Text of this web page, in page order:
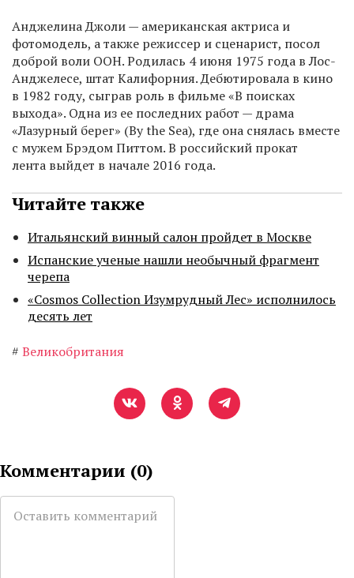
Анджелина Джоли — американская актриса и
фотомодель, а также режиссер и сценарист, посол
доброй воли ООН. Родилась 4 июня 1975 года в Лос-
Анджелесе, штат Калифорния. Дебютировала в кино
в 1982 году, сыграв роль в фильме «В поисках
выхода». Одна из ее последних работ — драма
«Лазурный берег» (By the Sea), где она снялась вместе
с мужем Брэдом Питтом. В российский прокат
лента выйдет в начале 2016 года.
Читайте также
Итальянский винный салон пройдет в Москве
Испанские ученые нашли необычный фрагмент
черепа
«Cosmos Collection Изумрудный Лес» исполнилось
десять лет
# Великобритания
Комментарии (0)